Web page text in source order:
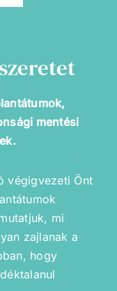
mentési
végigvezeti Önt
mi
zajlanak a
hogy